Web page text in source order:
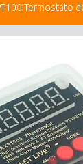
Termostato